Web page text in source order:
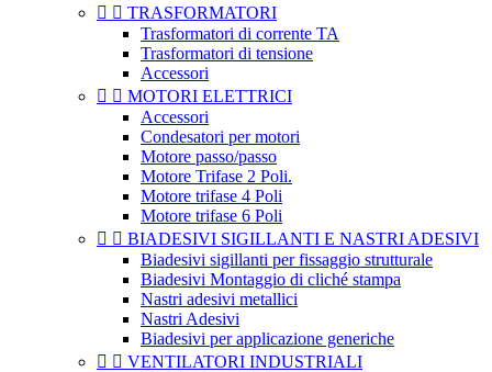
  TRASFORMATORI
Trasformatori di corrente TA
Trasformatori di tensione
Accessori
  MOTORI ELETTRICI
Accessori
Condesatori per motori
Motore passo/passo
Motore Trifase 2 Poli.
Motore trifase 4 Poli
Motore trifase 6 Poli
  BIADESIVI SIGILLANTI E NASTRI ADESIVI
Biadesivi sigillanti per fissaggio strutturale
Biadesivi Montaggio di cliché stampa
Nastri adesivi metallici
Nastri Adesivi
Biadesivi per applicazione generiche
  VENTILATORI INDUSTRIALI